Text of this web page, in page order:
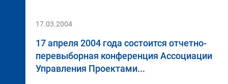
17.03.2004
17 апреля 2004 года состоится отчетно-
перевыборная конференция Ассоциации
Управления Проектами...